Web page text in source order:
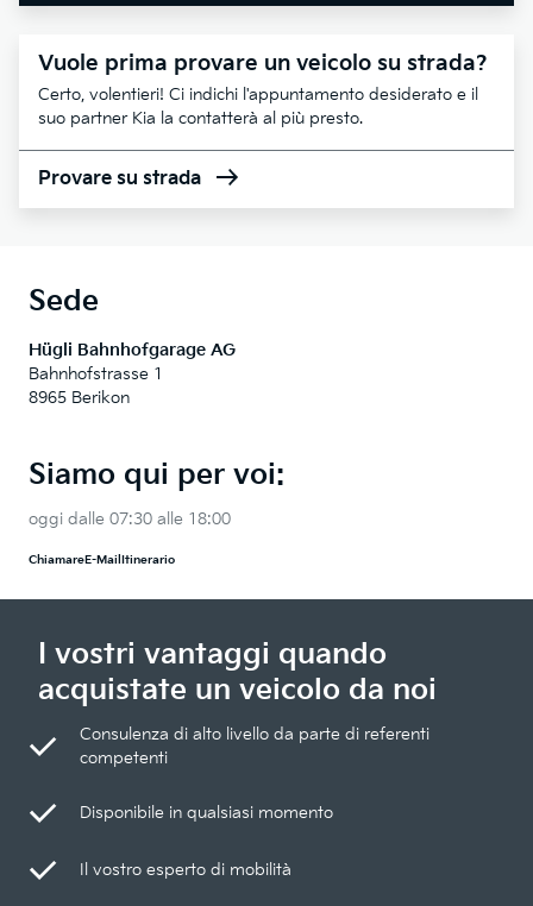
Vuole prima provare un veicolo su strada?
Certo, volentieri! Ci indichi l'appuntamento desiderato e il
suo partner Kia la contatterà al più presto.
Provare su strada
Sede
Hügli Bahnhofgarage AG
Bahnhofstrasse 1
8965 Berikon
Siamo qui per voi:
oggi dalle 07:30 alle 18:00
ChiamareE-Mail Itinerario
I vostri vantaggi quando
acquistate un veicolo da noi
Consulenza di alto livello da parte di referenti
competenti
Disponibile in qualsiasi momento
Il vostro esperto di mobilità